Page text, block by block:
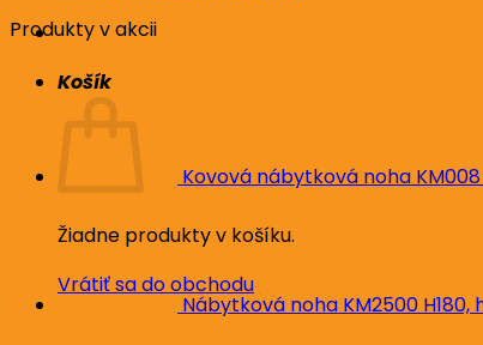
Košík
Žiadne produkty v košíku.
Vrátiť sa do obchodu
Produkty v akcii
Kovová nábytková noha
Nábytková noha KM2500 H180,